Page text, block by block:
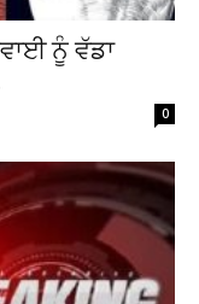
ਨੂੰ ਵੱਡਾ
0